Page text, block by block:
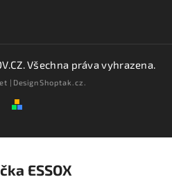
. Všechna práva vyhrazena.
| DesignShoptak.cz.
ESSOX